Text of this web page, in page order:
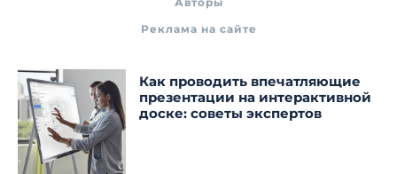
Реклама на сайте
Как проводить впечатляющие
презентации на интерактивной
доске: советы экспертов